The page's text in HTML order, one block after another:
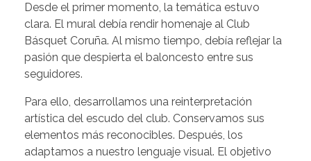
Desde el primer momento, la temática estuvo
clara. El mural debía rendir homenaje al Club
Básquet Coruña. Al mismo tiempo, debía reflejar la
pasión que despierta el baloncesto entre sus
seguidores.
Para ello, desarrollamos una reinterpretación
artística del escudo del club. Conservamos sus
elementos más reconocibles. Después, los
adaptamos a nuestro lenguaje visual. El objetivo